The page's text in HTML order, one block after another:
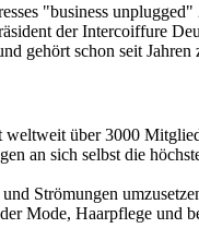
"business
der Intercoiffure
gehört schon seit
über 3000
an sich selbst die
Strömungen
Mode, Haarpflege und